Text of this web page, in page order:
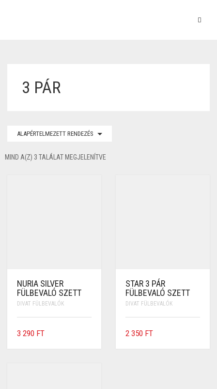
3 PÁR
ALAPÉRTELMEZETT RENDEZÉS
MIND A(Z) 3 TALÁLAT MEGJELENÍTVE
NURIA SILVER
FÜLBEVALÓ SZETT
DIVAT FÜLBEVALÓK
3 290 FT
STAR 3 PÁR
FÜLBEVALÓ SZETT
DIVAT FÜLBEVALÓK
2 350 FT